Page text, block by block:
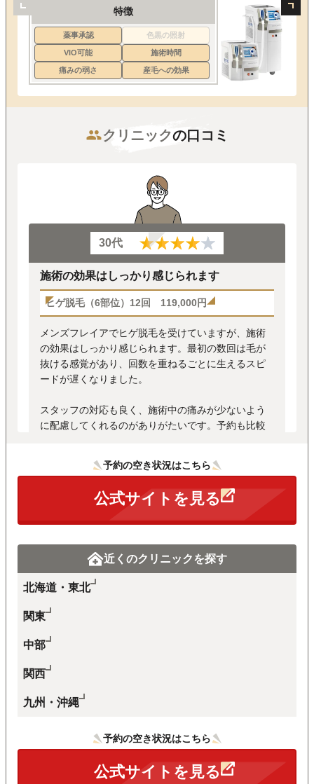
特徴
薬事承認 色黒の照射
VIO可能 施術時間
痛みの弱さ 産毛への効果
クリニックの口コミ
30代
施術の効果はしっかり感じられます
ヒゲ脱毛（6部位）12回 119,000円
メンズフレイアでヒゲ脱毛を受けていますが、施術
の効果はしっかり感じられます。最初の数回は毛が
抜ける感覚があり、回数を重ねるごとに生えるスピ
ードが遅くなりました。
スタッフの対応も良く、施術中の痛みが少ないよう
に配慮してくれるのがありがたいです。予約も比較
ただし、完全にツルツルになるまでには予想以上に
回数が必要だと感じました。また、施術後の赤みが
数日間続くこともあったので、事前にしっかりとス
全ての口コミを見る
予約の空き状況はこちら
公式サイトを見る
近くのクリニックを探す
北海道・東北
関東
中部
関西
九州・沖縄
予約の空き状況はこちら
公式サイトを見る